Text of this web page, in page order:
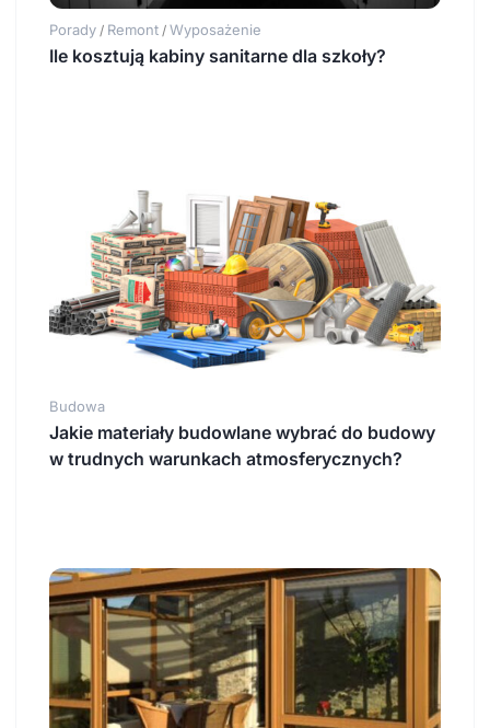
Porady / Remont / Wyposażenie
Ile kosztują kabiny sanitarne dla szkoły?
Budowa
Jakie materiały budowlane wybrać do budowy
w trudnych warunkach atmosferycznych?